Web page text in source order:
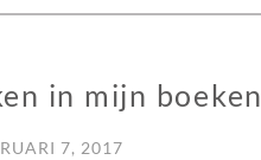
in mijn
7, 2017